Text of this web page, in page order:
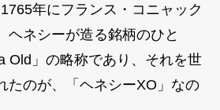
年にフランス・コニャック
ヘネシーが造る銘柄のひと
Old」の略称であり、それを世
たのが、「ヘネシーXO」なの